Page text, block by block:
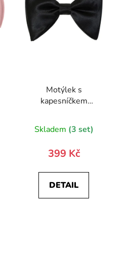
Motýlek s
kapesníčkem
2323-0
Skladem (3 set)
399 Kč
DETAIL